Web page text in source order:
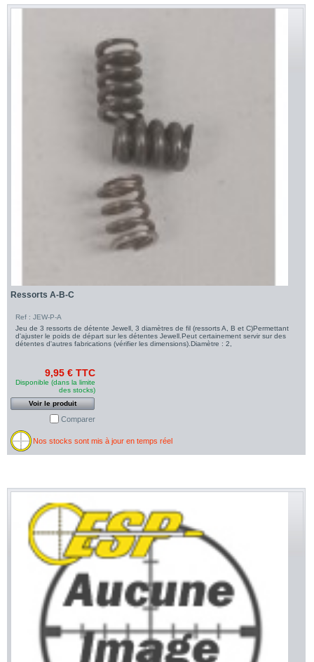
Ressorts A-B-C
Ref : JEW-P-A
Jeu de 3 ressorts de détente Jewell, 3 diamètres de fil (ressorts A, B et C)Permettant
d'ajuster le poids de départ sur les détentes Jewell.Peut certainement servir sur des
détentes d'autres fabrications (vérifier les dimensions).Diamètre : 2,
9,95 € TTC
Disponible (dans la limite
des stocks)
Voir le produit
Comparer
Nos stocks sont mis à jour en temps réel